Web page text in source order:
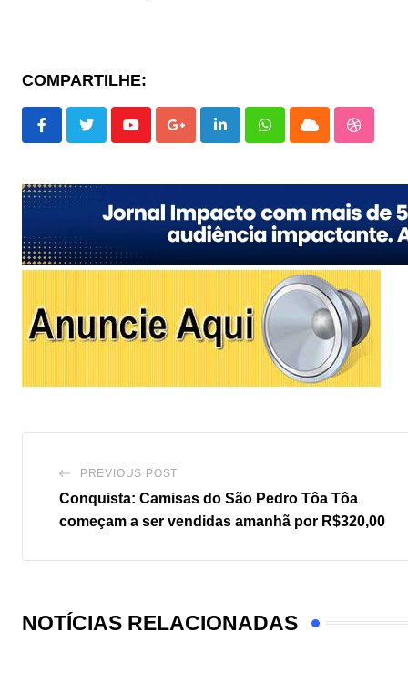
COMPARTILHE:
LinkedInWhatsappCloud
PREVIOUS POST
Conquista: Camisas do São Pedro Tôa Tôa
começam a ser vendidas amanhã por R$320,00
NOTÍCIAS RELACIONADAS